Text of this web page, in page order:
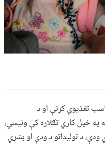
تغذیوي کړنې او د
په خپل کاري تګلاره کې ونیسي،
د تولیداتو د ودې او بشري